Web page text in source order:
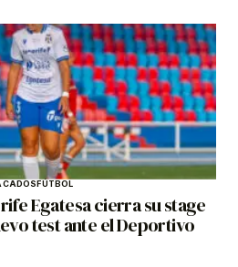
FÚTBOL
Egatesa cierra su stage
test ante el Deportivo